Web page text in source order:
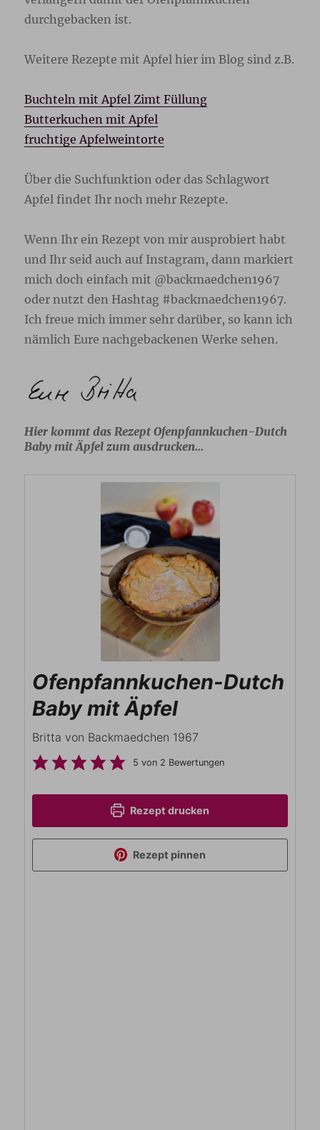
durchgebacken ist.
Weitere Rezepte mit Apfel hier im Blog sind z.B.
Buchteln mit Apfel Zimt Füllung
Butterkuchen mit Apfel
fruchtige Apfelweintorte
Über die Suchfunktion oder das Schlagwort
Apfel findet Ihr noch mehr Rezepte.
Wenn Ihr ein Rezept von mir ausprobiert habt
und Ihr seid auch auf Instagram, dann markiert
mich doch einfach mit @backmaedchen1967
oder nutzt den Hashtag #backmaedchen1967.
Ich freue mich immer sehr darüber, so kann ich
nämlich Eure nachgebackenen Werke sehen.
Hier kommt das Rezept Ofenpfannkuchen-Dutch
Baby mit Äpfel zum ausdrucken…
Ofenpfannkuchen-Dutch
Baby mit Äpfel
Britta von Backmaedchen 1967
5 von 2 Bewertungen
Rezept drucken
Rezept pinnen